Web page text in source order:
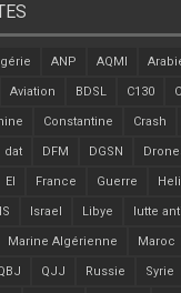
ANP AQMI
Aviation BDSL C130
Constantine Crash
dat DFM DGSN
EI France Guerre
Israel Libye lutte
Marine Algérienne Maroc
QJJ Russie Syrie